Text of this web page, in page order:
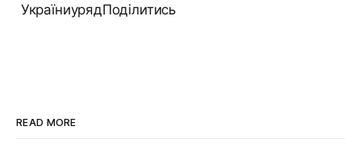
УкраїниурядПоділитись
READ MORE